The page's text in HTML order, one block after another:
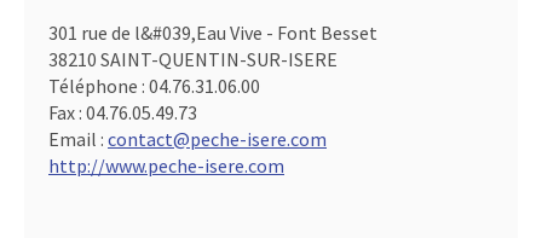
301 rue de l&#039,Eau Vive - Font Besset
38210 SAINT-QUENTIN-SUR-ISERE
Téléphone : 04.76.31.06.00
Fax : 04.76.05.49.73
Email : contact@peche-isere.com
http://www.peche-isere.com